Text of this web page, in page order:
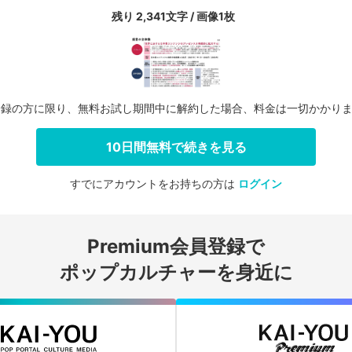
残り 2,341文字 / 画像1枚
ログインする
の方に限り、無料お試し期間中に解約した場合、料金は一切かかり
10日間無料で続きを見る
すでにアカウントをお持ちの方は ログイン
Premium会員登録で
ポップカルチャーを身近に